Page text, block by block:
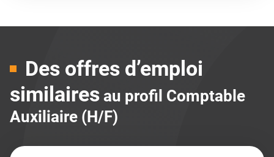
Des offres d’emploi
similaires au profil Comptable
Auxiliaire (H/F)